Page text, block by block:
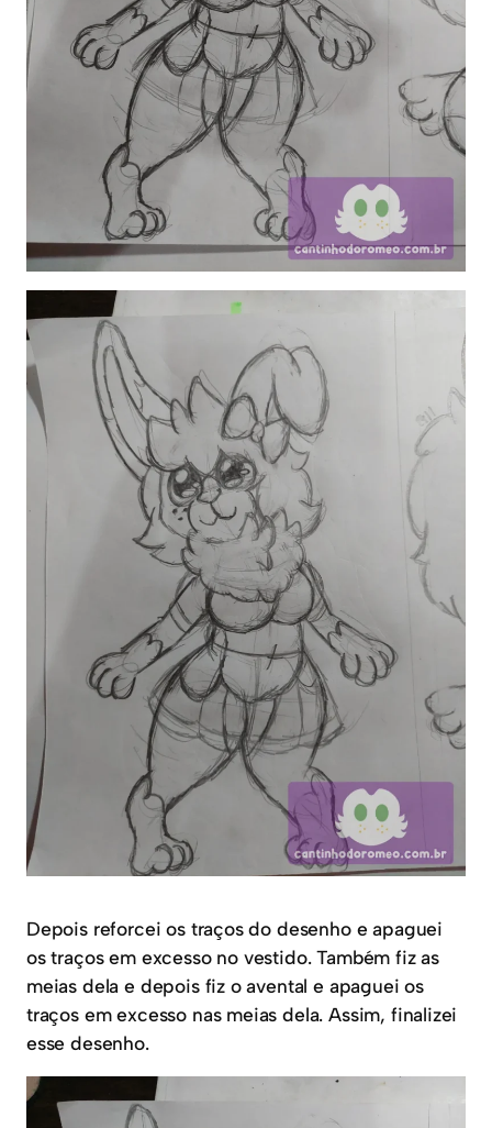
Depois reforcei os traços do desenho e apaguei
os traços em excesso no vestido. Também fiz as
meias dela e depois fiz o avental e apaguei os
traços em excesso nas meias dela. Assim, finalizei
esse desenho.